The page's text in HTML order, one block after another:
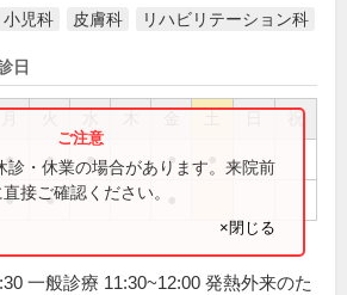
小児科 皮膚科 リハビリテーション科
日
祝
● ● ● ●
● ●
診・休業の場合があります。来院前
接ご確認ください。
×閉じる
一般診療 11:30~12:00 発熱外来のた